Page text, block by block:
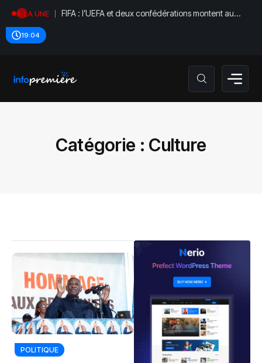
A LA UNE Angola : la loi anti-fake news entre en vigueu
19:04
Catégorie : Culture
POLITIQUE